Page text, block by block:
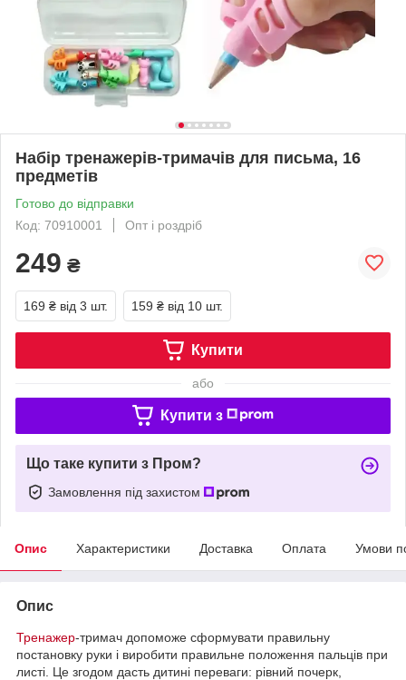
Набір тренажерів-тримачів для письма, 16
предметів
Готово до відправки
Код: 70910001
Опт і роздріб
249 ₴
169 ₴ від 3 шт. 159 ₴ від 10 шт.
Купити
або
Купити з
Що таке купити з Пром?
Замовлення під захистом
Опис Характеристики Доставка Оплата Умови
Опис
Тренажер-тримач допоможе сформувати правильну
постановку руки і виробити правильне положення пальців при
листі. Це згодом дасть дитині переваги: рівний почерк,